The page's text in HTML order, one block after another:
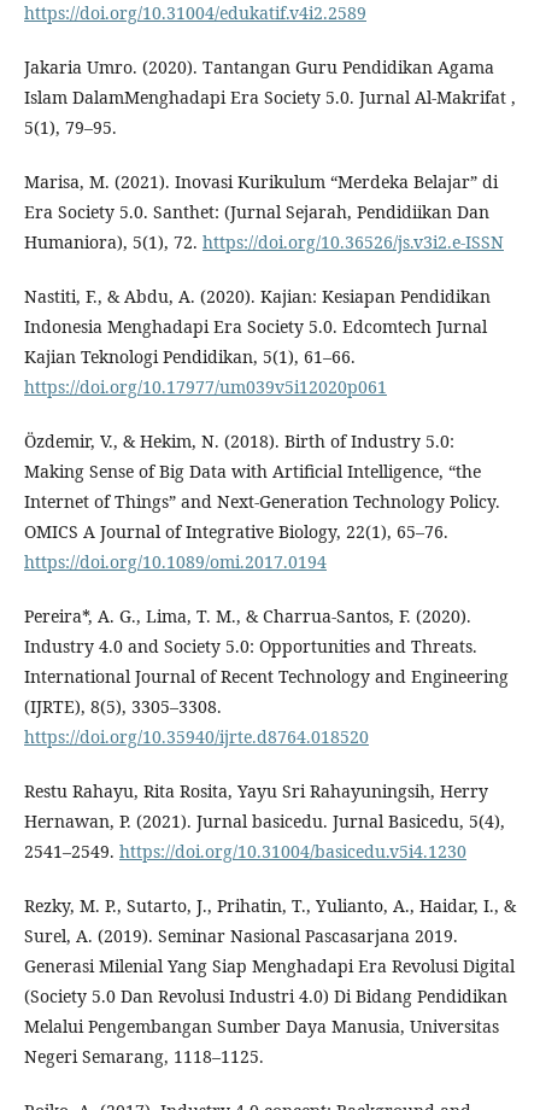
https://doi.org/10.31004/edukatif.v4i2.2589
Jakaria Umro. (2020). Tantangan Guru Pendidikan Agama
Islam DalamMenghadapi Era Society 5.0. Jurnal Al-Makrifat ,
5(1), 79–95.
Marisa, M. (2021). Inovasi Kurikulum “Merdeka Belajar” di
Era Society 5.0. Santhet: (Jurnal Sejarah, Pendidiikan Dan
Humaniora), 5(1), 72. https://doi.org/10.36526/js.v3i2.e-ISSN
Nastiti, F., & Abdu, A. (2020). Kajian: Kesiapan Pendidikan
Indonesia Menghadapi Era Society 5.0. Edcomtech Jurnal
Kajian Teknologi Pendidikan, 5(1), 61–66.
https://doi.org/10.17977/um039v5i12020p061
Özdemir, V., & Hekim, N. (2018). Birth of Industry 5.0:
Making Sense of Big Data with Artificial Intelligence, “the
Internet of Things” and Next-Generation Technology Policy.
OMICS A Journal of Integrative Biology, 22(1), 65–76.
https://doi.org/10.1089/omi.2017.0194
Pereira*, A. G., Lima, T. M., & Charrua-Santos, F. (2020).
Industry 4.0 and Society 5.0: Opportunities and Threats.
International Journal of Recent Technology and Engineering
(IJRTE), 8(5), 3305–3308.
https://doi.org/10.35940/ijrte.d8764.018520
Restu Rahayu, Rita Rosita, Yayu Sri Rahayuningsih, Herry
Hernawan, P. (2021). Jurnal basicedu. Jurnal Basicedu, 5(4),
2541–2549. https://doi.org/10.31004/basicedu.v5i4.1230
Rezky, M. P., Sutarto, J., Prihatin, T., Yulianto, A., Haidar, I., &
Surel, A. (2019). Seminar Nasional Pascasarjana 2019.
Generasi Milenial Yang Siap Menghadapi Era Revolusi Digital
(Society 5.0 Dan Revolusi Industri 4.0) Di Bidang Pendidikan
Melalui Pengembangan Sumber Daya Manusia, Universitas
Negeri Semarang, 1118–1125.